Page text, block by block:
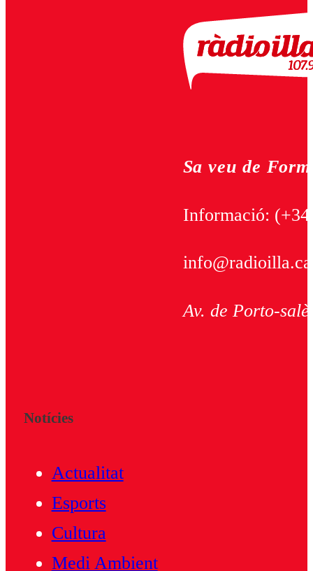
Sa veu de
Informació:
Av. de Porto-
Notícies
Actualitat
Esports
Cultura
Medi Ambient